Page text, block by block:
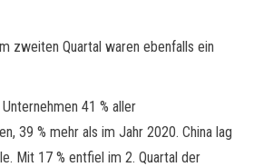
zweiten Quartal waren ebenfalls ein
41 % aller
39 % mehr als im Jahr 2020. China lag
Mit 17 % entfiel im 2. Quartal der